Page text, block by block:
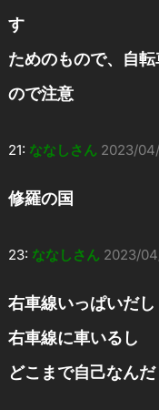
す
ためのもので、自
ので注意
21: ななしさん 2023/
修羅の国
23: ななしさん 2023/
右車線いっぱいだし
右車線に車いるし
どこまで自己なんだ